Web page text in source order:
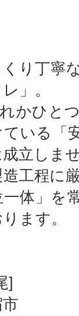
くり丁寧
」。
かひと
いる「
立しま
工程に
体」を
ます。
]